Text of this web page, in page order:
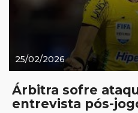
25/02/2026
Árbitra sofre
entrevista pós-